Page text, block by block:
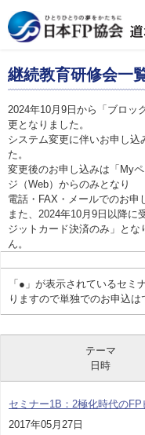
継続教育研修会一
2024年10月9日から「ブロッ
更となりました。
システム変更に伴いお申し込
た。
変更後のお申し込みは「My
ジ（Web）からのみとなり
電話・FAX・メールでのお申
また、2024年10月9日以降に
ジットカード決済のみ」と
ん。
「●」が表示されているセミ
りますので単独でのお申込は
テーマ
日時
セミナー1B：2極化時代のFP
2017年05月27日